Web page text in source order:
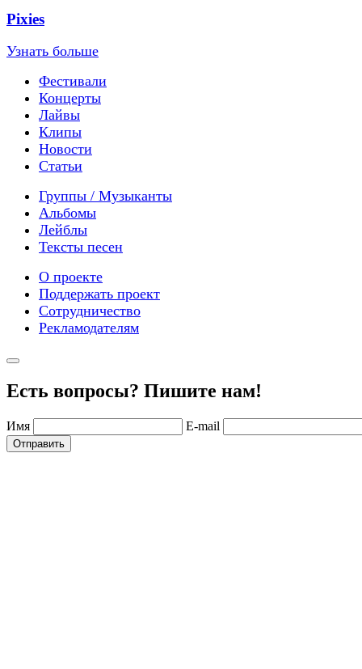
Pixies
Узнать больше
Фестивали
Концерты
Лайвы
Клипы
Новости
Статьи
Группы / Музыканты
Альбомы
Лейблы
Тексты песен
О проекте
Поддержать проект
Сотрудничество
Рекламодателям
Есть вопросы? Пишите нам!
Имя E-mail